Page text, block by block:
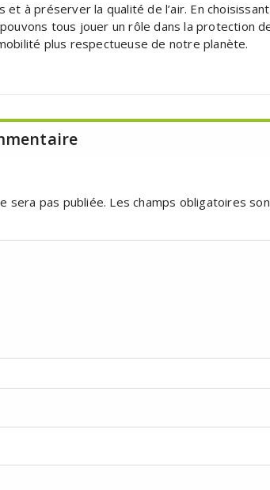
et à préserver la qualité de l’air. En
tous jouer un rôle dans la protection
plus respectueuse de notre planète.
sera pas publiée. Les champs obligatoires